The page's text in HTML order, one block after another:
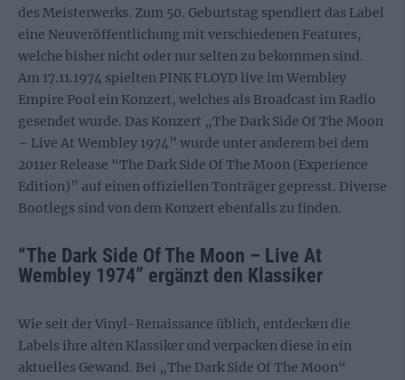
des Meisterwerks. Zum 50. Geburtstag spendiert das Label
eine Neuveröffentlichung mit verschiedenen Features,
welche bisher nicht oder nur selten zu bekommen sind.
Am 17.11.1974 spielten PINK FLOYD live im Wembley
Empire Pool ein Konzert, welches als Broadcast im Radio
gesendet wurde. Das Konzert „The Dark Side Of The Moon
– Live At Wembley 1974” wurde unter anderem bei dem
2011er Release “The Dark Side Of The Moon (Experience
Edition)” auf einen offiziellen Tonträger gepresst. Diverse
Bootlegs sind von dem Konzert ebenfalls zu finden.
“The Dark Side Of The Moon – Live At
Wembley 1974” ergänzt den Klassiker
Wie seit der Vinyl-Renaissance üblich, entdecken die
Labels ihre alten Klassiker und verpacken diese in ein
aktuelles Gewand. Bei „The Dark Side Of The Moon“